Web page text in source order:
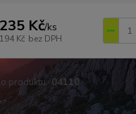
235 Kč/ks
194 Kč bez DPH
produktu: 04110